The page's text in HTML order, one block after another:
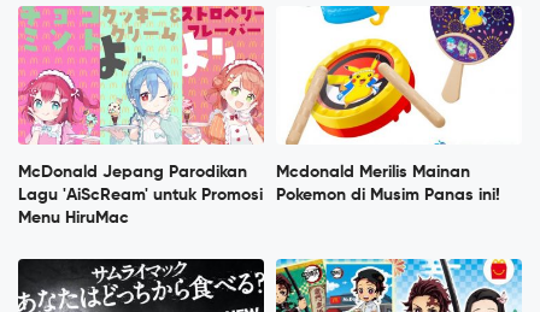
McDonald Jepang Parodikan
Lagu 'AiScReam' untuk Promosi
Menu HiruMac
Mcdonald Merilis Mainan
Pokemon di Musim Panas ini!